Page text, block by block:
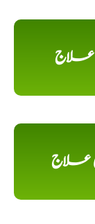
علاج
علاج